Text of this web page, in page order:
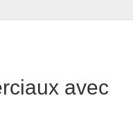
avec